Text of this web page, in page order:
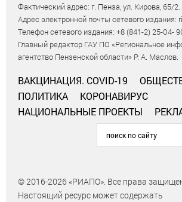
Фактический адрес: г. Пенза, ул. Кирова, 65/2.
Адрес электронной почты сетевого издания:
Телефон сетевого издания: +8 (841-2) 25-04-
Главный редактор ГАУ ПО «Региональное
агентство Пензенской области» Р. А. Маслов.
ВАКЦИНАЦИЯ. COVID-19
ПОЛИТИКА
КОРОНАВИРУС
НАЦИОНАЛЬНЫЕ ПРОЕКТЫ
© 2016-2026 «РИАПО». Все права
Настоящий ресурс может содержать